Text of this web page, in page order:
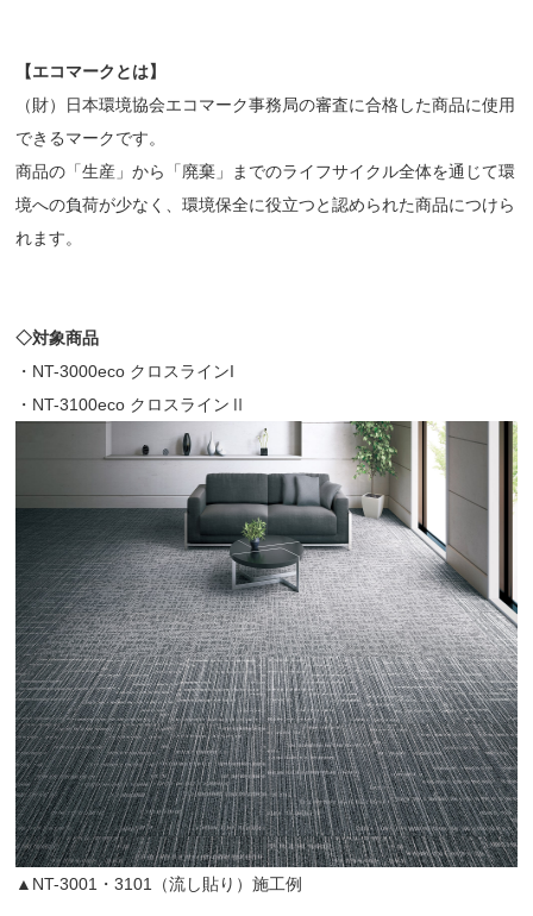
【エコマークとは】
（財）日本環境協会エコマーク事務局の審査に合格した商品に使用
できるマークです。
商品の「生産」から「廃棄」までのライフサイクル全体を通じて環
境への負荷が少なく、環境保全に役立つと認められた商品につけら
れます。
◇対象商品
・NT-3000eco クロスラインI
・NT-3100eco クロスラインⅡ
▲NT-3001・3101（流し貼り）施工例